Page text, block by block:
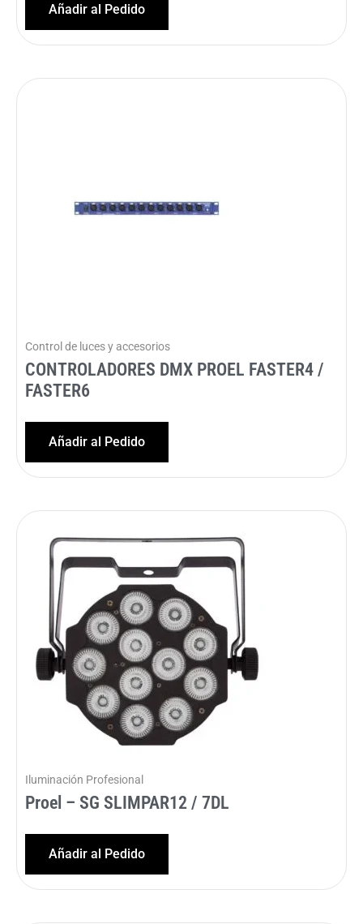
Añadir al Pedido
Control de luces y accesorios
CONTROLADORES DMX PROEL FASTER4 /
FASTER6
Añadir al Pedido
Iluminación Profesional
Proel – SG SLIMPAR12 / 7DL
Añadir al Pedido